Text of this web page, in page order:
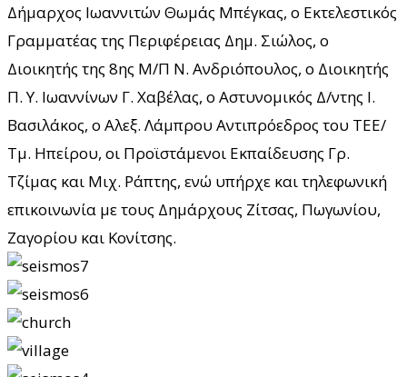
Δήμαρχος Ιωαννιτών Θωμάς Μπέγκας, ο Εκτελεστικός
Γραμματέας της Περιφέρειας Δημ. Σιώλος, ο
Διοικητής της 8ης Μ/Π Ν. Ανδριόπουλος, ο Διοικητής
Π. Υ. Ιωαννίνων Γ. Χαβέλας, ο Αστυνομικός Δ/ντης Ι.
Βασιλάκος, ο Αλεξ. Λάμπρου Αντιπρόεδρος του ΤΕΕ/
Τμ. Ηπείρου, οι Προϊστάμενοι Εκπαίδευσης Γρ.
Τζίμας και Μιχ. Ράπτης, ενώ υπήρχε και τηλεφωνική
επικοινωνία με τους Δημάρχους Ζίτσας, Πωγωνίου,
Ζαγορίου και Κονίτσης.